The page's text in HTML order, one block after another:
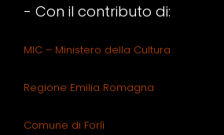
- Con il contributo di:
MIC – Ministero della Cultura
Regione Emilia Romagna
Comune di Forlì